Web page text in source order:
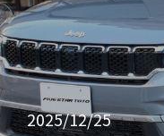
2025/12/25